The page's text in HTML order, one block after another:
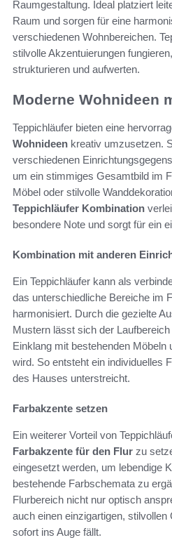
Raumgestaltung. Ideal platziert
Raum und sorgen für eine
verschiedenen Wohnbereichen.
stilvolle Akzentuierungen
strukturieren und aufwerten.
Moderne Wohnideen
Teppichläufer bieten eine
Wohnideen kreativ umzusetzen.
verschiedenen
um ein stimmiges Gesamtbild im
Möbel oder stilvolle
Teppichläufer Kombination
besondere Note und sorgt für ein
Kombination mit anderen
Ein Teppichläufer kann als
das unterschiedliche Bereiche im
harmonisiert. Durch die gezielte
Mustern lässt sich der
Einklang mit bestehenden Möbeln
wird. So entsteht ein individuelles
des Hauses unterstreicht.
Farbakzente setzen
Ein weiterer Vorteil von
Farbakzente für den Flur zu
eingesetzt werden, um lebendige
bestehende Farbschemata zu
Flurbereich nicht nur optisch
auch einen einzigartigen,
sofort ins Auge fällt.